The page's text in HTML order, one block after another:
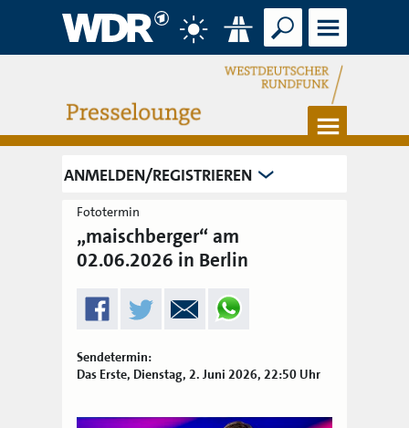
Verkehr
Suche Menü
Menü
ANMELDEN/REGISTRIEREN
Fototermin
„maischberger“ am
02.06.2026 in Berlin
Sendetermin:
Das Erste, Dienstag, 2. Juni 2026, 22:50 Uhr